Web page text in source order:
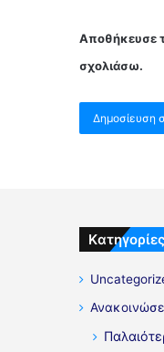
Αποθήκευσε
σχολιάσω.
Kατηγορίες